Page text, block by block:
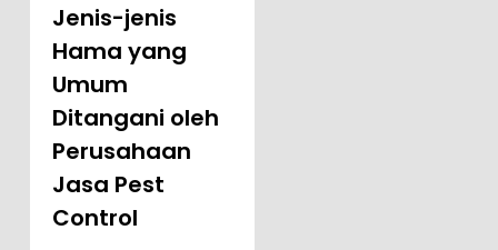
Jenis-jenis
Hama yang
Umum
Ditangani oleh
Perusahaan
Jasa Pest
Control